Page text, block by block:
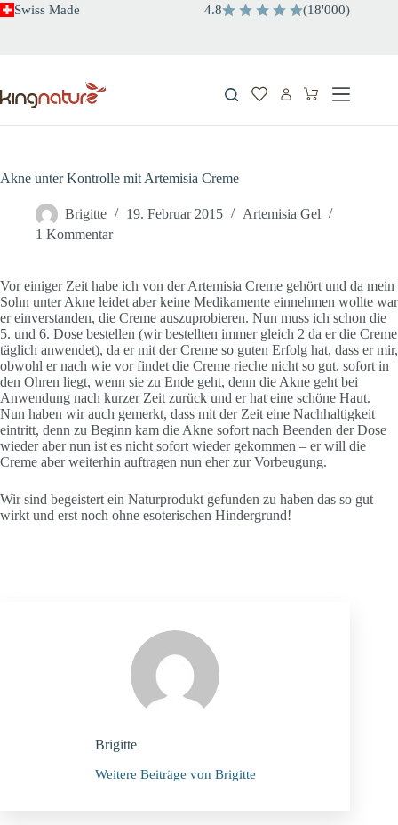
ZumSwiss Made 4.8 (18'000)
Warenkorb
Akne unter Kontrolle mit Artemisia Creme
Brigitte 19. Februar 2015
Artemisia Gel
1 Kommentar
Vor einiger Zeit habe ich von der Artemisia Creme gehört und da mein
Sohn unter Akne leidet aber keine Medikamente einnehmen wollte war
er einverstanden, die Creme auszuprobieren. Nun muss ich schon die
5. und 6. Dose bestellen (wir bestellten immer gleich 2 da er die Creme
täglich anwendet), da er mit der Creme so guten Erfolg hat, dass er mir,
obwohl er nach wie vor findet die Creme rieche nicht so gut, sofort in
den Ohren liegt, wenn sie zu Ende geht, denn die Akne geht bei
Anwendung nach kurzer Zeit zurück und er hat eine schöne Haut.
Nun haben wir auch gemerkt, dass mit der Zeit eine Nachhaltigkeit
eintritt, denn zu Beginn kam die Akne sofort nach Beenden der Dose
wieder aber nun ist es nicht sofort wieder gekommen – er will die
Creme aber weiterhin auftragen nun eher zur Vorbeugung.
Wir sind begeistert ein Naturprodukt gefunden zu haben das so gut
wirkt und erst noch ohne esoterischen Hindergrund!
Brigitte
Weitere Beiträge von Brigitte